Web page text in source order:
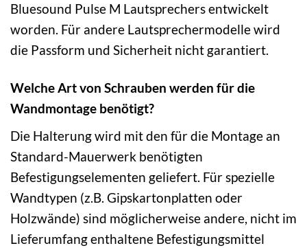
Bluesound Pulse M Lautsprechers entwickelt
worden. Für andere Lautsprechermodelle wird
die Passform und Sicherheit nicht garantiert.
Welche Art von Schrauben werden für die
Wandmontage benötigt?
Die Halterung wird mit den für die Montage an
Standard-Mauerwerk benötigten
Befestigungselementen geliefert. Für spezielle
Wandtypen (z.B. Gipskartonplatten oder
Holzwände) sind möglicherweise andere, nicht im
Lieferumfang enthaltene Befestigungsmittel